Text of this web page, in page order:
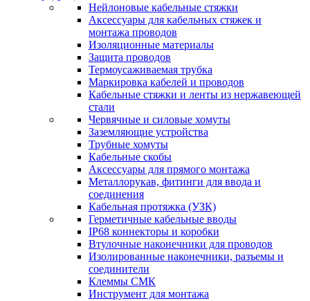
Нейлоновые кабельные стяжки
Аксессуары для кабельных стяжек и
монтажа проводов
Изоляционные материалы
Защита проводов
Термоусаживаемая трубка
Маркировка кабелей и проводов
Кабельные стяжки и ленты из нержавеющей
стали
Червячные и силовые хомуты
Заземляющие устройства
Трубные хомуты
Кабельные скобы
Аксессуары для прямого монтажа
Металлорукав, фитинги для ввода и
соединения
Кабельная протяжка (УЗК)
Герметичные кабельные вводы
IP68 коннекторы и коробки
Втулочные наконечники для проводов
Изолированные наконечники, разъемы и
соединители
Клеммы СМК
Инструмент для монтажа